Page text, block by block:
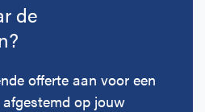
de
offerte aan voor een
op jouw